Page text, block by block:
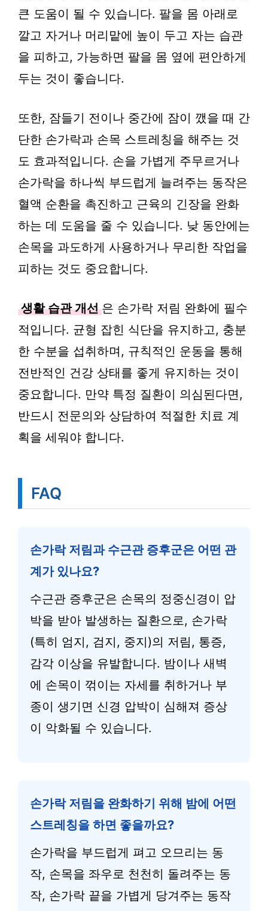
큰 도움이 될 수 있습니다. 팔을 몸 아래로
깔고 자거나 머리맡에 높이 두고 자는 습관
을 피하고, 가능하면 팔을 몸 옆에 편안하게
두는 것이 좋습니다.
또한, 잠들기 전이나 중간에 잠이 깼을 때 간
단한 손가락과 손목 스트레칭을 해주는 것
도 효과적입니다. 손을 가볍게 주무르거나
손가락을 하나씩 부드럽게 늘려주는 동작은
혈액 순환을 촉진하고 근육의 긴장을 완화
하는 데 도움을 줄 수 있습니다. 낮 동안에는
손목을 과도하게 사용하거나 무리한 작업을
피하는 것도 중요합니다.
생활 습관 개선 은 손가락 저림 완화에 필수
적입니다. 균형 잡힌 식단을 유지하고, 충분
한 수분을 섭취하며, 규칙적인 운동을 통해
전반적인 건강 상태를 좋게 유지하는 것이
중요합니다. 만약 특정 질환이 의심된다면,
반드시 전문의와 상담하여 적절한 치료 계
획을 세워야 합니다.
FAQ
손가락 저림과 수근관 증후군은 어떤 관
계가 있나요?
수근관 증후군은 손목의 정중신경이 압
박을 받아 발생하는 질환으로, 손가락
(특히 엄지, 검지, 중지)의 저림, 통증,
감각 이상을 유발합니다. 밤이나 새벽
에 손목이 꺾이는 자세를 취하거나 부
종이 생기면 신경 압박이 심해져 증상
이 악화될 수 있습니다.
손가락 저림을 완화하기 위해 밤에 어떤
스트레칭을 하면 좋을까요?
손가락을 부드럽게 펴고 오므리는 동
작, 손목을 좌우로 천천히 돌려주는 동
작, 손가락 끝을 가볍게 당겨주는 동작